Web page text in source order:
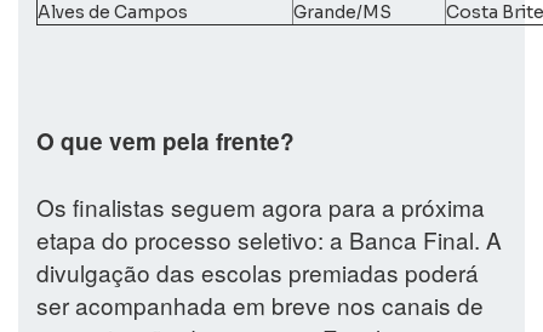
Alves de Campos
Grande/MS
Costa
O que vem pela frente?
Os finalistas seguem agora para a próxima
etapa do processo seletivo: a Banca Final. A
divulgação das escolas premiadas poderá
ser acompanhada em breve nos canais de